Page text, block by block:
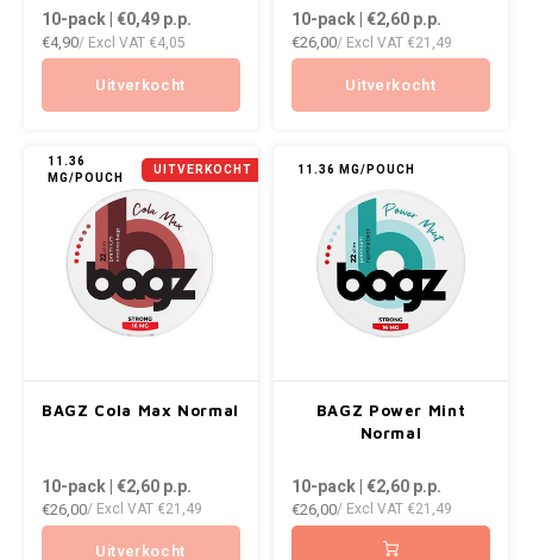
PABLO GOLD
ROYAL WHITE
SWAG
10-pack | €0,49p.p.
€4,90/ Excl VAT €4,05
Uitverkocht
10-pack | €2,60p.p.
€26,00/ Excl VAT €21,49
Uitverkocht
11.36
MG/POUCH
UITVERKOCHT
BAGZ Cola Max Normal
10-pack | €2,60p.p.
€26,00/ Excl VAT €21,49
Uitverkocht
11.36 MG/POUCH
BAGZ Power Mint
Normal
10-pack | €2,60p.p.
€26,00/ Excl VAT €21,49